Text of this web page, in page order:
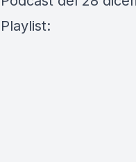
Playlist: